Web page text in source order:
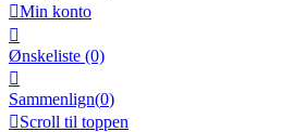
Min konto

Ønskeliste (0)

Sammenlign(0)
Scroll til toppen